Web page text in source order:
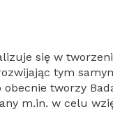
się w
tym
obecnie tworzy
m.in. w celu